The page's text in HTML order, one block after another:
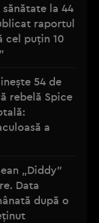
la 44
raportul
cel puțin 10
54 de
rebelă Spice
a
„Diddy”
Data
după o